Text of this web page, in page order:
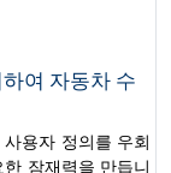
여 자동차 수
용자 정의를 우회
잠재력을 만듭니